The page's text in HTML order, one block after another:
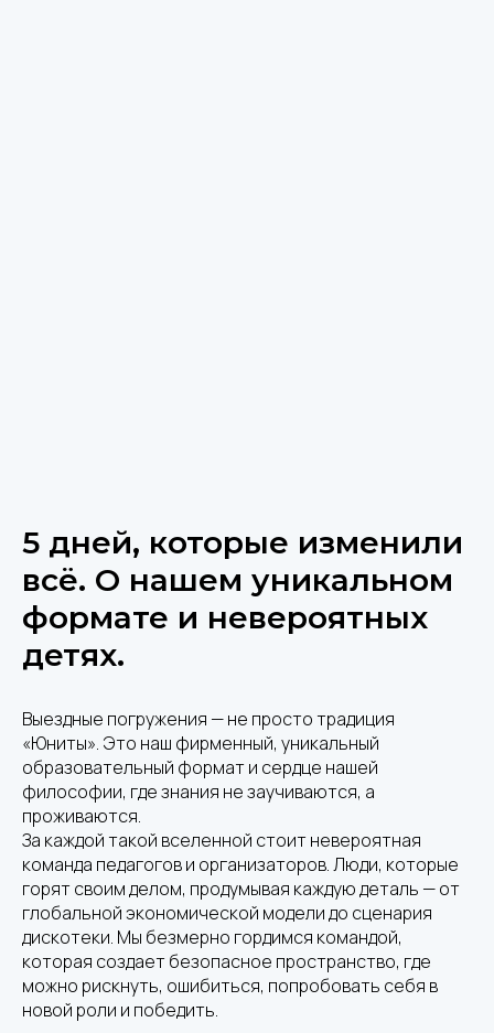
5 дней, которые изменили
всё. О нашем уникальном
формате и невероятных
детях.
Выездные погружения — не просто традиция
«Юниты». Это наш фирменный, уникальный
образовательный формат и сердце нашей
философии, где знания не заучиваются, а
проживаются.
За каждой такой вселенной стоит невероятная
команда педагогов и организаторов. Люди, которые
горят своим делом, продумывая каждую деталь — от
глобальной экономической модели до сценария
дискотеки. Мы безмерно гордимся командой,
которая создает безопасное пространство, где
можно рискнуть, ошибиться, попробовать себя в
новой роли и победить.